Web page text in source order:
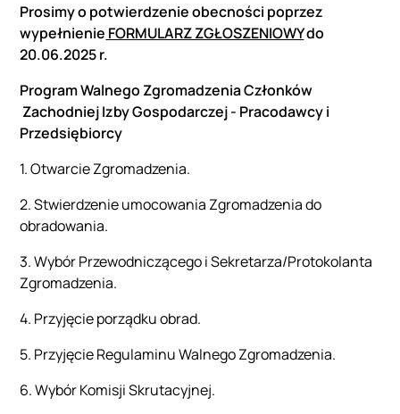
Prosimy o potwierdzenie obecności poprzez
wypełnienie FORMULARZ ZGŁOSZENIOWYdo
20.06.2025 r.
Program Walnego Zgromadzenia Członków
Zachodniej Izby Gospodarczej - Pracodawcy i
Przedsiębiorcy
1. Otwarcie Zgromadzenia.
2. Stwierdzenie umocowania Zgromadzenia do
obradowania.
3. Wybór Przewodniczącego i Sekretarza/Protokolanta
Zgromadzenia.
4. Przyjęcie porządku obrad.
5. Przyjęcie Regulaminu Walnego Zgromadzenia.
6. Wybór Komisji Skrutacyjnej.